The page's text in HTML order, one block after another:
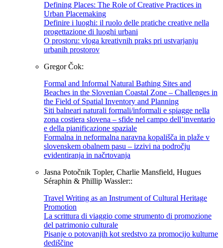
Defining Places: The Role of Creative Practices in
Urban Placemaking
Definire i luoghi: il ruolo delle pratiche creative nella
progettazione di luoghi urbani
O prostoru: vloga kreativnih praks pri ustvarjanju
urbanih prostorov
Gregor Čok:
Formal and Informal Natural Bathing Sites and
Beaches in the Slovenian Coastal Zone – Challenges in
the Field of Spatial Inventory and Planning
Siti balneari naturali formali/informali e spiagge nella
zona costiera slovena – sfide nel campo dell’inventario
e della pianificazione spaziale
Formalna in neformalna naravna kopališča in plaže v
slovenskem obalnem pasu – izzivi na področju
evidentiranja in načrtovanja
Jasna Potočnik Topler, Charlie Mansfield, Hugues
Séraphin & Phillip Wassler::
Travel Writing as an Instrument of Cultural Heritage
Promotion
La scrittura di viaggio come strumento di promozione
del patrimonio culturale
Pisanje o potovanjih kot sredstvo za promocijo kulturne
dediščine